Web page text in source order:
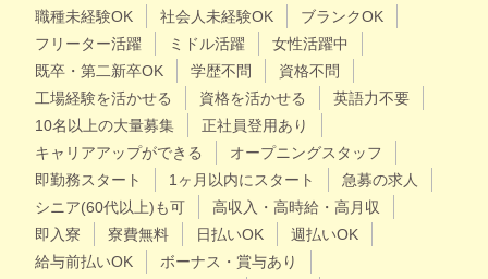
職種未経験OK 社会人未経験OK
ブランクOK
フリーター活躍
ミドル活躍
女性活躍中
既卒・第二新卒OK
学歴不問
資格不問
工場経験を活かせる
資格を活かせる
英語力不要
10名以上の大量募集
正社員登用あり
キャリアアップができる
オープニングスタッフ
即勤務スタート
1ヶ月以内にスタート
急募の求人
シニア(60代以上)も可
高収入・高時給・高月収
即入寮
寮費無料 日払いOK
週払いOK
給与前払いOK
ボーナス・賞与あり